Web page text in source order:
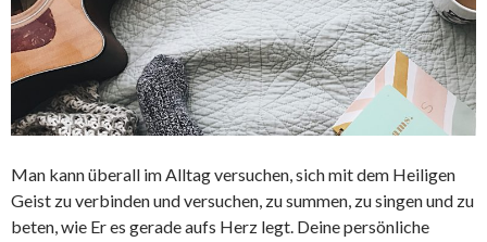
Man kann überall im Alltag versuchen, sich mit dem Heiligen
Geist zu verbinden und versuchen, zu summen, zu singen und zu
beten, wie Er es gerade aufs Herz legt. Deine persönliche